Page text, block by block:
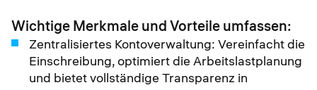
Wichtige Merkmale und Vorteile umfassen:
Zentralisiertes Kontoverwaltung: Vereinfacht die
Einschreibung, optimiert die Arbeitslastplanung
und bietet vollständige Transparenz in